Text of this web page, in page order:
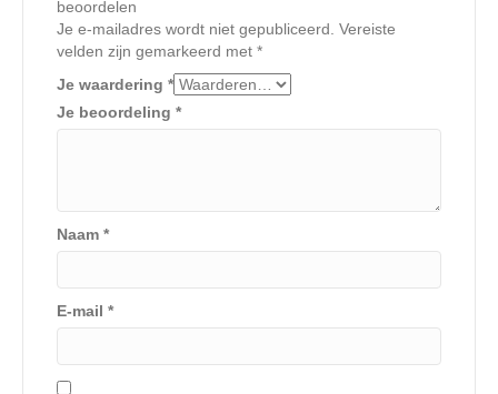
beoordelen
Je e-mailadres wordt niet gepubliceerd. Vereiste
velden zijn gemarkeerd met *
Je waardering *
Je beoordeling *
Naam *
E-mail *